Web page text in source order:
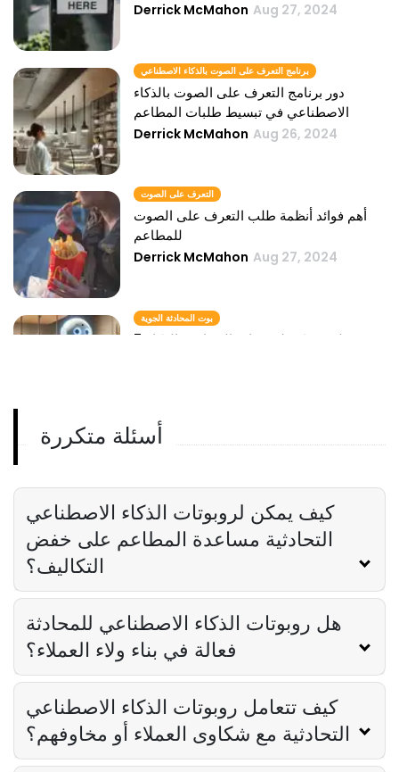
Derrick McMahon Aug 27, 2024
برنامج التعرف على الصوت بالذكاء الاصطناعي
دور برنامج التعرف على الصوت بالذكاء
الاصطناعي في تبسيط طلبات المطاعم
Derrick McMahon Aug 26, 2024
التعرف على الصوت
أهم فوائد أنظمة طلب التعرف على الصوت
للمطاعم
Derrick McMahon Aug 27, 2024
بوت المحادثة الجوية
5 طرق يمكن لروبوتات المحادثة بالذكاء
مطعم آي
Derrick McMahon Aug 27, 2024
أسئلة متكررة
كيف يمكن لروبوتات الذكاء الاصطناعي
التحادثية مساعدة المطاعم على خفض
التكاليف؟
هل روبوتات الذكاء الاصطناعي للمحادثة
فعالة في بناء ولاء العملاء؟
كيف تتعامل روبوتات الذكاء الاصطناعي
التحادثية مع شكاوى العملاء أو مخاوفهم؟